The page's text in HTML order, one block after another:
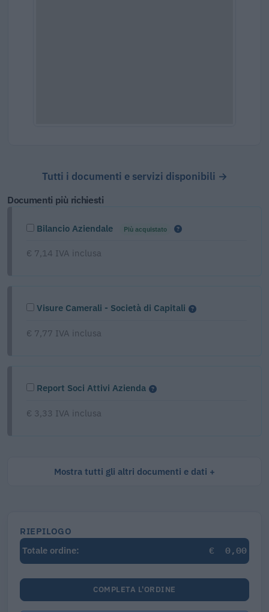
Tutti i documenti e servizi disponibili →
Documenti più richiesti
Bilancio Aziendale Più acquistato
€ 7,14 IVA inclusa
Visure Camerali - Società di Capitali
€ 7,77 IVA inclusa
Report Soci Attivi Azienda
€ 3,33 IVA inclusa
Mostra tutti gli altri documenti e dati
RIEPILOGO
Totale ordine:
€ 0,00
COMPLETA L'ORDINE